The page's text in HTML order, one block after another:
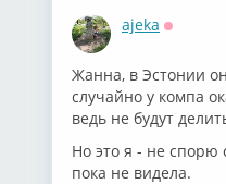
ajeka
Жанна, в Эстонии
случайно у компа
ведь не будут
Но это я - не спорю
пока не видела.